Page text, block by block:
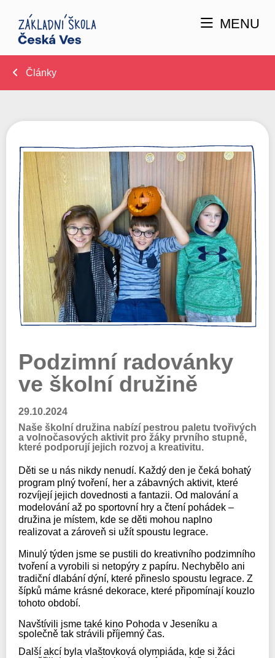
MENU
Články
Podzimní radovánky
ve školní družině
29.10.2024
Naše školní družina nabízí pestrou paletu tvořivých
a volnočasových aktivit pro žáky prvního stupně,
které podporují jejich rozvoj a kreativitu.
Děti se u nás nikdy nenudí. Každý den je čeká bohatý
program plný tvoření, her a zábavných aktivit, které
rozvíjejí jejich dovednosti a fantazii. Od malování a
modelování až po sportovní hry a čtení pohádek –
družina je místem, kde se děti mohou naplno
realizovat a zároveň si užít spoustu legrace.
Minulý týden jsme se pustili do kreativního podzimního
tvoření a vyrobili si netopýry z papíru. Nechybělo ani
tradiční dlabání dýní, které přineslo spoustu legrace. Z
šípků máme krásné dekorace, které připomínají kouzlo
tohoto období.
Navštívili jsme také kino Pohoda v Jeseníku a
společně tak strávili příjemný čas.
Další akcí byla vlaštovková olympiáda, kde si žáci